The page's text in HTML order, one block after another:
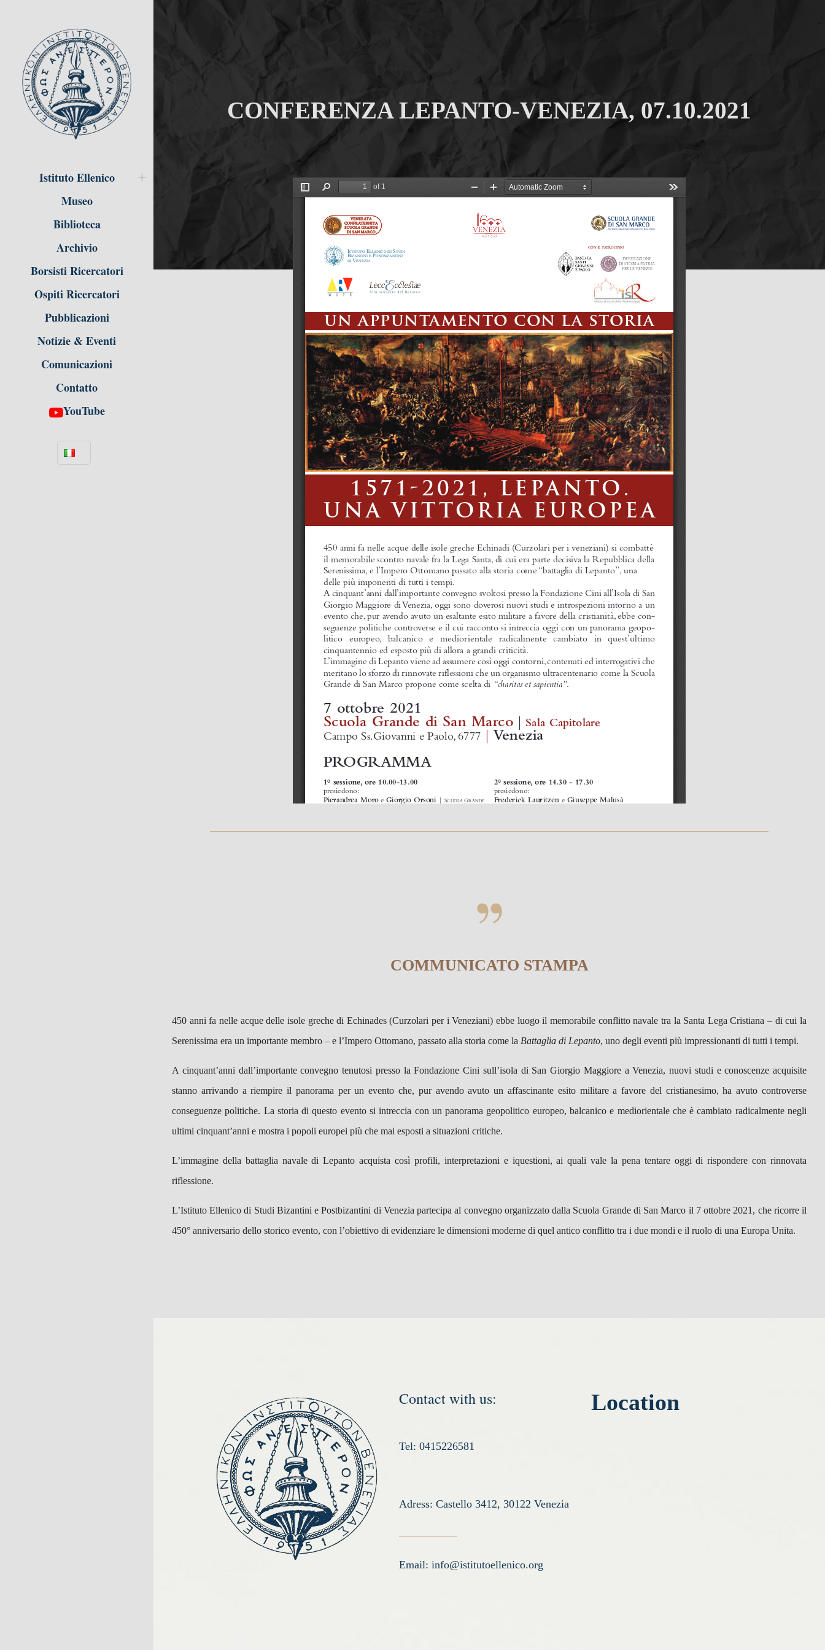
Istituto Ellenico
Museo
Biblioteca
Archivio
Borsisti Ricercatori
Ospiti Ricercatori
Pubblicazioni
Notizie & Eventi
Comunicazioni
Contatto
YouTube
CONFERENZA LEPANTO-VENEZIA, 07.10.2021
COMMUNICATO STAMPA
450 anni fa nelle acque delle isole greche di Echinades (Curzolari per i Veneziani) ebbe luogo il memorabile conflitto navale tra la Santa Lega Cristiana – di cui la
Serenissima era un importante membro – e l’Impero Ottomano, passato alla storia come la Battaglia di Lepanto, uno degli eventi più impressionanti di tutti i tempi.
A cinquant’anni dall’importante convegno tenutosi presso la Fondazione Cini sull’isola di San Giorgio Maggiore a Venezia, nuovi studi e conoscenze acquisite
stanno arrivando a riempire il panorama per un evento che, pur avendo avuto un affascinante esito militare a favore del cristianesimo, ha avuto controverse
conseguenze politiche. La storia di questo evento si intreccia con un panorama geopolitico europeo, balcanico e mediorientale che è cambiato radicalmente negli
ultimi cinquant’anni e mostra i popoli europei più che mai esposti a situazioni critiche.
L’immagine della battaglia navale di Lepanto acquista così profili, interpretazioni e iquestioni, ai quali vale la pena tentare oggi di rispondere con rinnovata
riflessione.
L’Istituto Ellenico di Studi Bizantini e Postbizantini di Venezia partecipa al convegno organizzato dalla Scuola Grande di San Marco il 7 ottobre 2021, che ricorre il
450° anniversario dello storico evento, con l’obiettivo di evidenziare le dimensioni moderne di quel antico conflitto tra i due mondi e il ruolo di una Europa Unita.
Contact with us:
Tel: 0415226581
Adress: Castello 3412, 30122 Venezia
Email: info@istitutoellenico.org
Location